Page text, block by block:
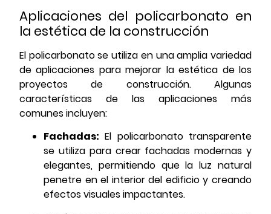
Aplicaciones del policarbonato en
la estética de la construcción
El policarbonato se utiliza en una amplia variedad
de aplicaciones para mejorar la estética de los
proyectos de construcción. Algunas
características de las aplicaciones más
comunes incluyen:
Fachadas: El policarbonato transparente
se utiliza para crear fachadas modernas y
elegantes, permitiendo que la luz natural
penetre en el interior del edificio y creando
efectos visuales impactantes.